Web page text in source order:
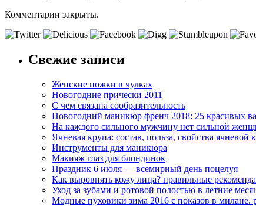
Комментарии закрыты.
Свежие записи
Женские ножки в чулках
Новогодние прически 2011
С чем связана сообразительность
Новогодний маникюр френч 2018: 25 красивых
На каждого сильного мужчину нет сильной
Ячневая крупа: состав, польза, свойства
Инструменты для маникюра
Макияж глаз для блондинок
Праздник 6 июля — всемирный день поцелуя
Как выровнять кожу лица? правильные
Уход за зубами и ротовой полостью в летние
Модные пуховики зима 2016 с показов в милане.